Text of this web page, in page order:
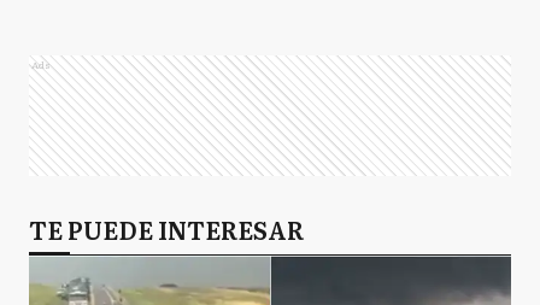
Ads
TE PUEDE INTERESAR